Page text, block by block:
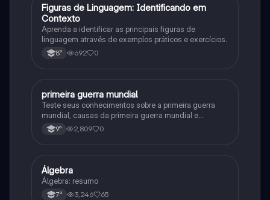
FPortuguês
Figuras de Linguagem: Identificando em
Contexto
Aprenda a identificar as principais figuras de
linguagem através de exemplos práticos e exercícios.
8° 692 0
História
primeira guerra mundial
Teste seus conhecimentos sobre a primeira guerra
mundial, causas da primeira guerra mundial e
consequências da Primeira Guerra Mundial, fases da
primeira guerra mundial
9° 2,809 0
Matematica
Álgebra
Álgebra: resumo
7° 3,246 65